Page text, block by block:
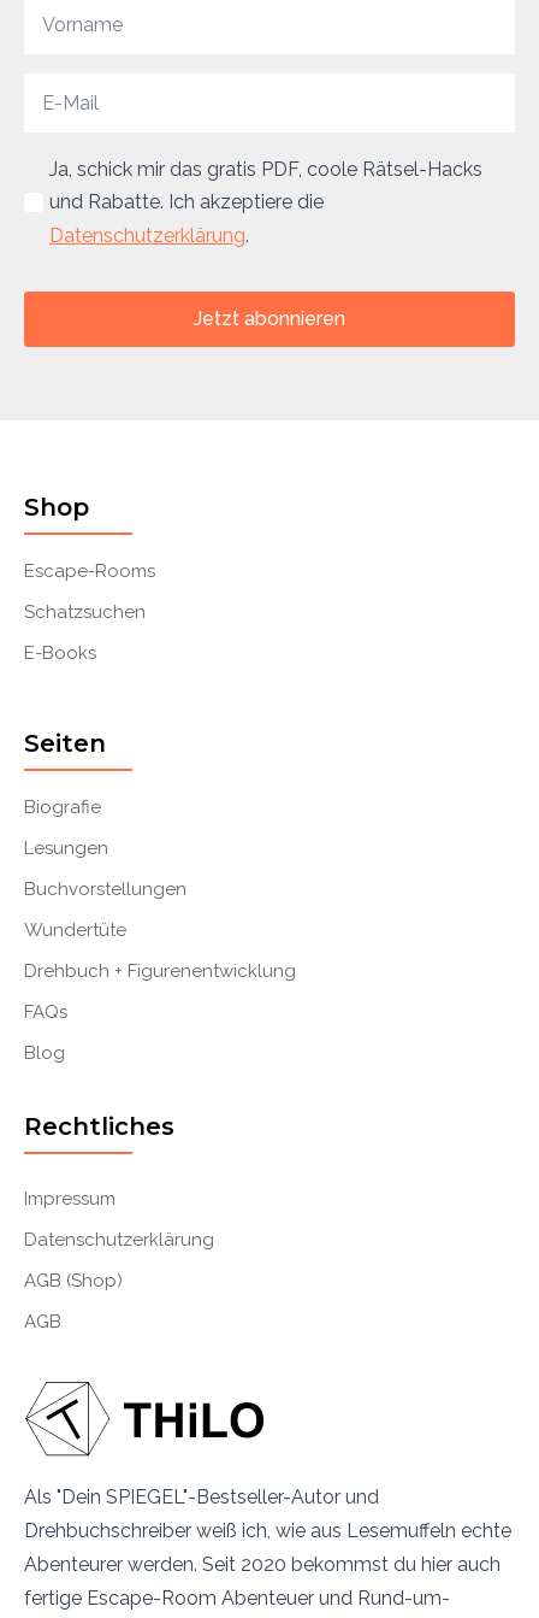
Ja, schick mir das gratis PDF, coole Rätsel-Hacks
und Rabatte. Ich akzeptiere die
Datenschutzerklärung.
Jetzt abonnieren
Als "Dein SPIEGEL"-Bestseller-Autor und
Drehbuchschreiber weiß ich, wie aus Lesemuffeln echte
Abenteurer werden. Seit 2020 bekommst du hier auch
fertige Escape-Room Abenteuer und Rund-um-
Shop
Escape-Rooms
Schatzsuchen
E-Books
Seiten
Biografie
Lesungen
Buchvorstellungen
Wundertüte
Drehbuch + Figurenentwicklung
FAQs
Blog
Rechtliches
Impressum
Datenschutzerklärung
AGB (Shop)
AGB